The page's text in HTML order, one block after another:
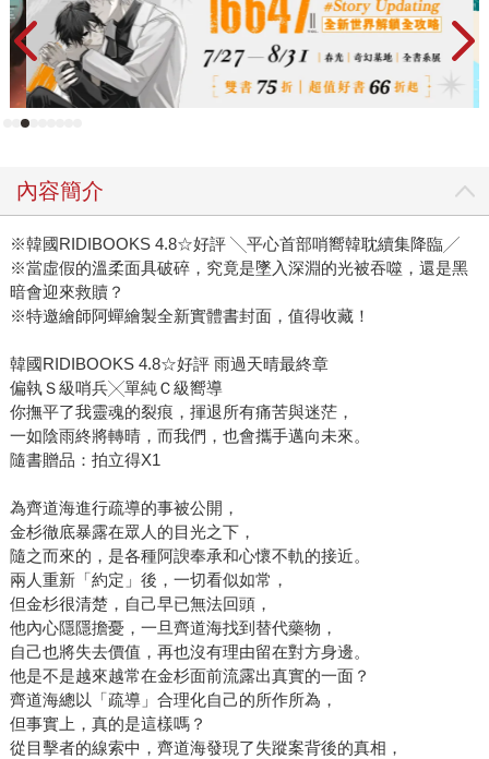
內容簡介
※韓國RIDIBOOKS 4.8☆好評 ╲平心首部哨嚮韓耽續集降臨╱
※當虛假的溫柔面具破碎，究竟是墜入深淵的光被吞噬，還是黑
暗會迎來救贖？
※特邀繪師阿蟬繪製全新實體書封面，值得收藏！
韓國RIDIBOOKS 4.8☆好評 雨過天晴最終章
偏執Ｓ級哨兵╳單純Ｃ級嚮導
你撫平了我靈魂的裂痕，揮退所有痛苦與迷茫，
一如陰雨終將轉晴，而我們，也會攜手邁向未來。
隨書贈品：拍立得X1
為齊道海進行疏導的事被公開，
金杉徹底暴露在眾人的目光之下，
隨之而來的，是各種阿諛奉承和心懷不軌的接近。
兩人重新「約定」後，一切看似如常，
但金杉很清楚，自己早已無法回頭，
他內心隱隱擔憂，一旦齊道海找到替代藥物，
自己也將失去價值，再也沒有理由留在對方身邊。
他是不是越來越常在金杉面前流露出真實的一面？
齊道海總以「疏導」合理化自己的所作所為，
但事實上，真的是這樣嗎？
從目擊者的線索中，齊道海發現了失蹤案背後的真相，